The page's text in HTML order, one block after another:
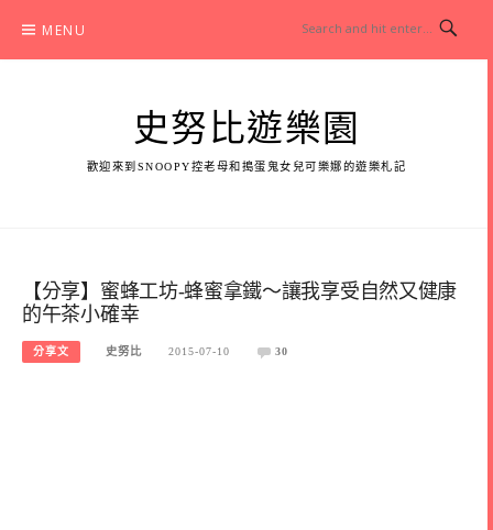
content
MENU
史努比遊樂園
歡迎來到SNOOPY控老母和搗蛋鬼女兒可樂娜的遊樂札記
【分享】蜜蜂工坊-蜂蜜拿鐵～讓我享受自然又健康
的午茶小確幸
分享文 史努比 2015-07-10 30